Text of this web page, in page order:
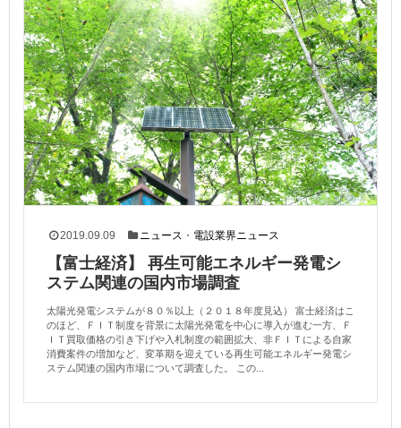
2019.09.09 ニュース ・ 電設業界ニュース
【富士経済】 再生可能エネルギー発電シ
ステム関連の国内市場調査
太陽光発電システムが８０％以上（２０１８年度見込） 富士経済はこ
のほど、ＦＩＴ制度を背景に太陽光発電を中心に導入が進む一方、Ｆ
ＩＴ買取価格の引き下げや入札制度の範囲拡大、非ＦＩＴによる自家
消費案件の増加など、変革期を迎えている再生可能エネルギー発電シ
ステム関連の国内市場について調査した。 この...